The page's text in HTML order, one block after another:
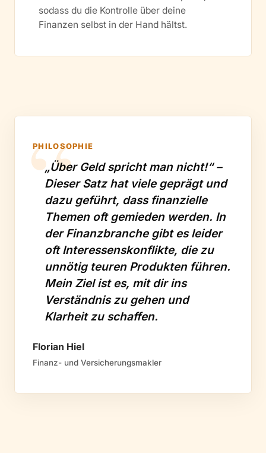
sodass du die Kontrolle über deine
Finanzen selbst in der Hand hältst.
PHILOSOPHIE
„Über Geld spricht man nicht!“ –
Dieser Satz hat viele geprägt und
dazu geführt, dass finanzielle
Themen oft gemieden werden. In
der Finanzbranche gibt es leider
oft Interessenskonflikte, die zu
unnötig teuren Produkten führen.
Mein Ziel ist es, mit dir ins
Verständnis zu gehen und
Klarheit zu schaffen.
Florian Hiel
Finanz- und Versicherungsmakler